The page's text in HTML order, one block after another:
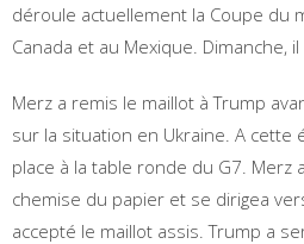
déroule actuellement la Coupe du
Canada et au Mexique. Dimanche,
Merz a remis le maillot à Trump
sur la situation en Ukraine. A cette
place à la table ronde du G7. Merz
chemise du papier et se dirigea
accepté le maillot assis. Trump a